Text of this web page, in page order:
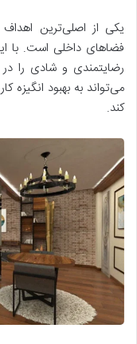
یکی از اصلی‌ترین
فضاهای داخلی است. با
رضایتمندی و شادی را در
می‌تواند به بهبود
کند.